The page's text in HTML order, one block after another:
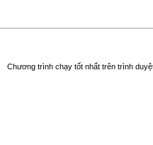
Chương trình chạy tốt nhất trên trình